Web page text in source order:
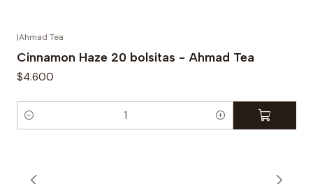
|Ahmad Tea
Cinnamon Haze 20 bolsitas - Ahmad Tea
$4.600